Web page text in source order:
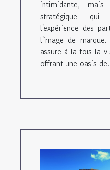
intimidante,
stratégique qui
l'expérience des
l'image de
assure à la fois la
offrant une oasis